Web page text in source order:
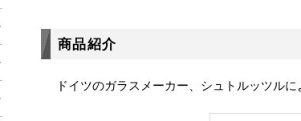
商品紹介
ドイツのガラスメーカー、シュトルッツル